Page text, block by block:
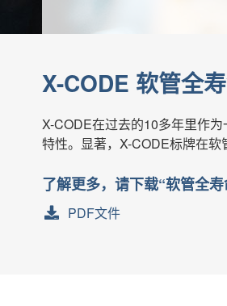
X-CODE 软管全
X-CODE在过去的10多年里作
特性。显著，X-CODE标牌在
了解更多，请下载“软管全
PDF文件